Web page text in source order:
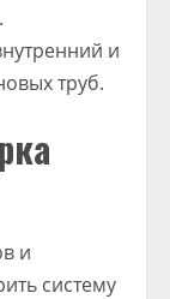
и
труб.
и
систему